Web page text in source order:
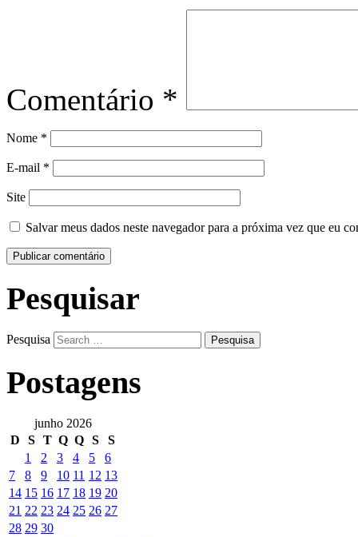
Comentário *
Nome *
E-mail *
Site
Salvar meus dados neste navegador para a próxima vez que eu
Pesquisar
Pesquisa
Postagens
junho 2026
D
S T Q Q S
S
1
2 3 4 5
6
7
8 9 10 11 12 13
14 15 16 17 18 19 20
21 22 23 24 25 26 27
28 29 30